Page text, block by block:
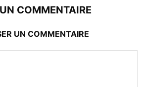
COMMENTAIRE
UN COMMENTAIRE